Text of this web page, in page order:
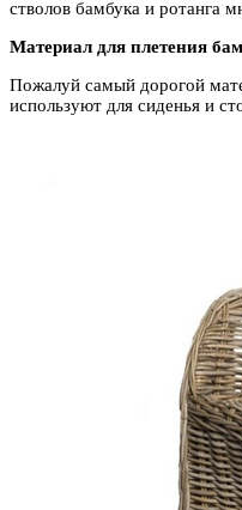
стволов бамбука и ротанга
Материал для плетения
Пожалуй самый дорогой
используют для сиденья и